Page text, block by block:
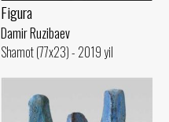
Figura
Damir Ruzibaev
Shamot (77x23) - 2019 yil